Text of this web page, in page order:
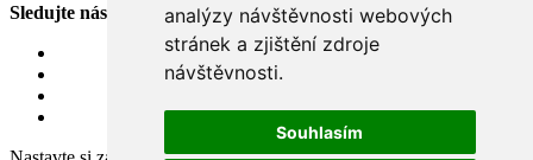
analýzy návštěvnosti webových
stránek a zjištění zdroje
návštěvnosti.
Souhlasím
Sledujte nás